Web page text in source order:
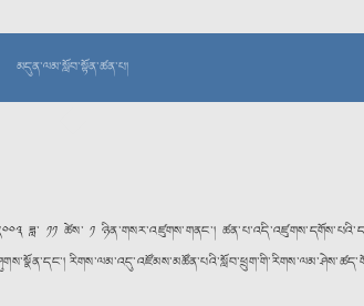
མདུན་ལམ་སློབ་སྟོན་ཚན་པ།
ཟླ་ ༡༡ ཚེས་ ༡ ཉིན་གསར་འཛུགས་གནང་།